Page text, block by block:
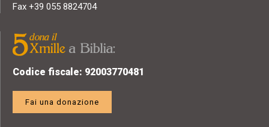
Fax +39 055 8824704
Codice fiscale: 92003770481
Fai una donazione